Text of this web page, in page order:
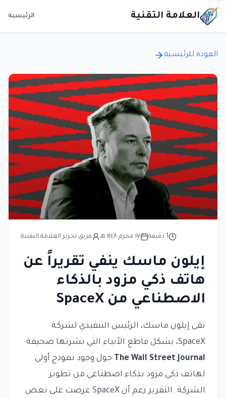
العلامة التقنية الرئيسية
العودة للرئيسية
فريق تحرير العلامة التقنية ١٧ محرم ١٤٤٨ هـ 1 دقيقة
إيلون ماسك ينفي تقريراً عن
هاتف ذكي مزود بالذكاء
الاصطناعي من SpaceX
نفى إيلون ماسك، الرئيس التنفيذي لشركة
SpaceX، بشكل قاطع الأنباء التي نشرتها صحيفة
The Wall Street Journal حول وجود نموذج أولي
لهاتف ذكي مزود بذكاء اصطناعي من تطوير
الشركة. التقرير زعم أن SpaceX عرضت على بعض